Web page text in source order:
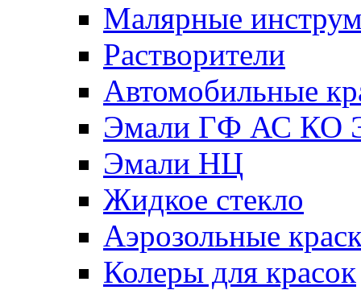
Малярные
Растворители
Автомобильные
Эмали ГФ АС КО
Эмали НЦ
Жидкое стекло
Аэрозольные
Колеры для красок